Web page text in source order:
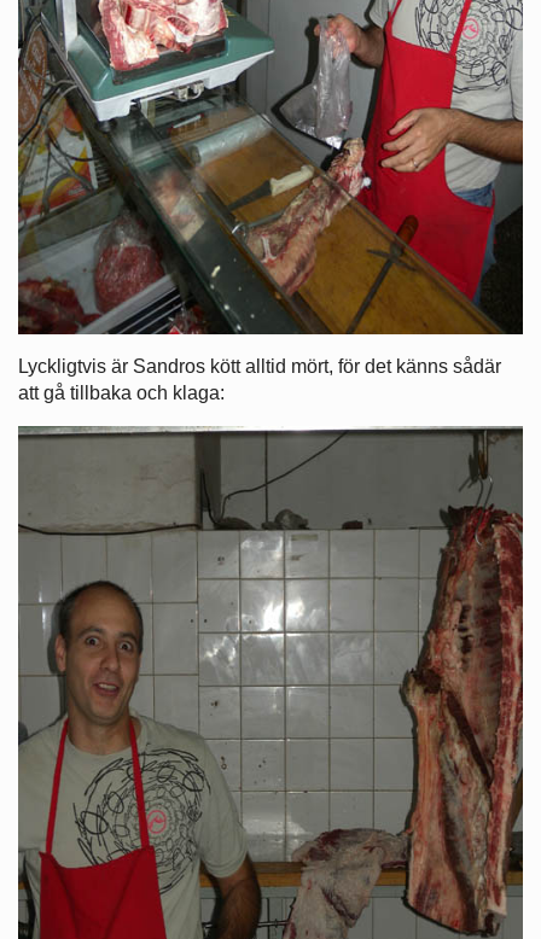
Lyckligtvis är Sandros kött alltid mört, för det känns sådär
att gå tillbaka och klaga: